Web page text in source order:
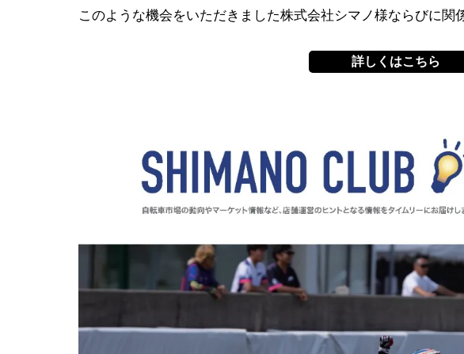
カート雑誌
フレーム修正
ALFANO
このような機会をいただきました株式会社シマノ様ならびに関
詳しくはこちら